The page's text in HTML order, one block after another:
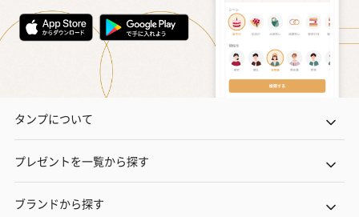
タンプについて
プレゼントを一覧から探す
ブランドから探す